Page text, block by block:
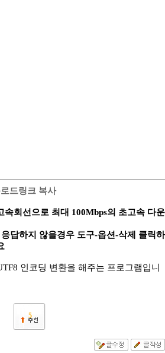
드링크 복사
속회선으로 최대 100Mbps의 초고속 다운
답하지 않을경우 도구-옵션-삭제 클릭하
인코딩 변환을 해주는 프로그램입니
5